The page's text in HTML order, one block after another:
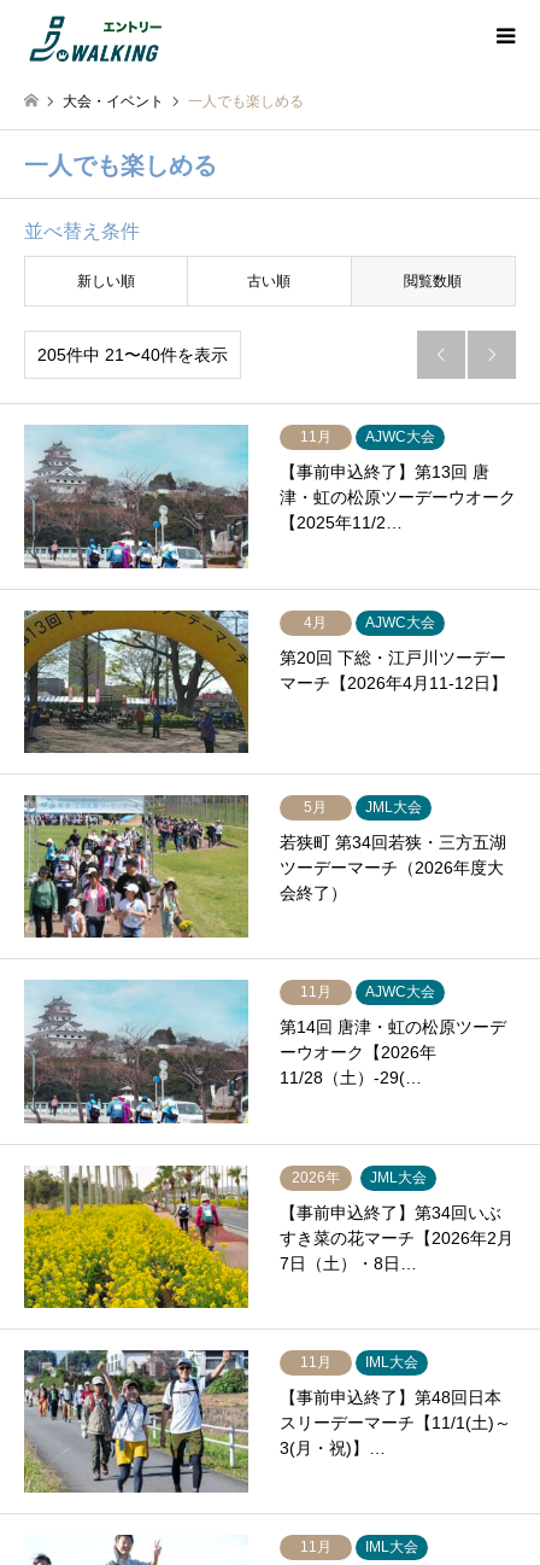
大会・イベント 一人でも楽しめる
一人でも楽しめる
並べ替え条件
新しい順 古い順 閲覧数順
205件中 21〜40件を表示  
11月 AJWC大会
【事前申込終了】第13回 唐
津・虹の松原ツーデーウオーク
【2025年11/2…
4月 AJWC大会
第20回 下総・江戸川ツーデー
マーチ【2026年4月11-12日】
5月 JML大会
若狭町 第34回若狭・三方五湖
ツーデーマーチ（2026年度大
会終了）
11月 AJWC大会
第14回 唐津・虹の松原ツーデ
ーウオーク【2026年
11/28（土）-29(…
2026年 JML大会
【事前申込終了】第34回いぶ
すき菜の花マーチ【2026年2月
7日（土）・8日…
11月 IML大会
【事前申込終了】第48回日本
スリーデーマーチ【11/1(土)～
3(月・祝)】…
11月 IML大会